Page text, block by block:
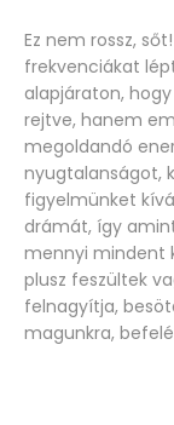
Ez nem rossz,
frekvenciákat
alapjáraton,
rejtve, hanem
megoldandó
nyugtalanságot,
figyelmünket
drámát, így
mennyi mindent
plusz feszültek
felnagyítja,
magunkra,